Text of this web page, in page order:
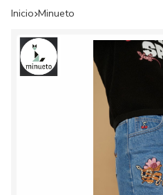
Inicio minueto